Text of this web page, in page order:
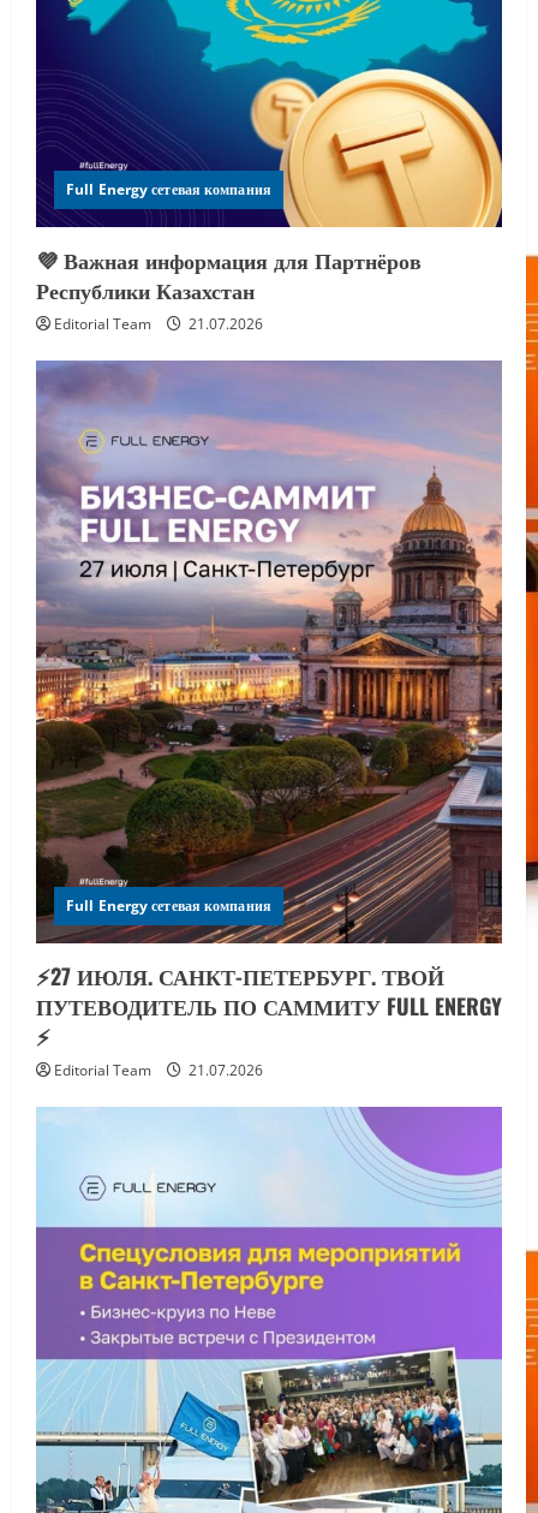
Full Energy сетевая компания
💜 Важная информация для Партнёров
Республики Казахстан
Editorial Team 21.07.2026
Full Energy сетевая компания
⚡️27 ИЮЛЯ. САНКТ-ПЕТЕРБУРГ. ТВОЙ
ПУТЕВОДИТЕЛЬ ПО САММИТУ FULL ENERGY
⚡️
Editorial Team 21.07.2026